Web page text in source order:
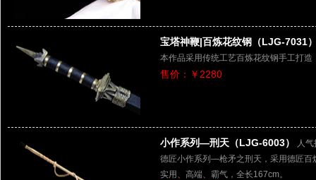
宝塔神鞭|百炼花纹钢（LJG-7031
本作品采用传统工艺百炼花纹钢手工打
售价：￥2280
小作系列—刑天（LJG-6003）
人
德匠小作系列—枪矛之刑天，采用德匠百
实用、高端、霸气，全长167cm。